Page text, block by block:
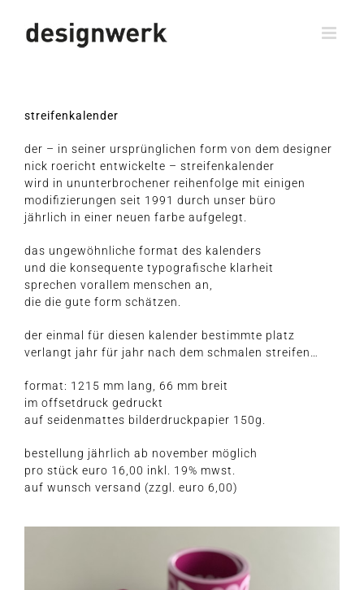
springen
strei­fen­ka­len­der
der – in sei­ner ursprüng­li­chen form von dem designer
nick roe­richt ent­wi­ckel­te – streifenkalender
wird in unun­ter­bro­che­ner rei­hen­fol­ge mit einigen
modi­fi­zie­run­gen seit 1991 durch unser büro
jähr­lich in einer neu­en far­be aufgelegt.
das unge­wöhn­li­che for­mat des kalenders
und die kon­se­quen­te typo­gra­fi­sche klarheit
spre­chen vor­al­lem men­schen an,
die die gute form schätzen.
der ein­mal für die­sen kalen­der bestimm­te platz
ver­langt jahr für jahr nach dem schma­len streifen…
for­mat: 1215 mm lang, 66 mm breit
im off­set­druck gedruckt
auf sei­den­mat­tes bil­der­druck­pa­pier 150g.
bestel­lung jähr­lich ab novem­ber möglich
pro stück euro 16,00 inkl. 19% mwst.
auf wunsch ver­sand (zzgl. euro 6,00)